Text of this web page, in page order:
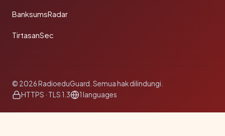
BanksumsRadar
TirtasanSec
© 2026 RadioeduGuard. Semua hak dilindungi.
HTTPS · TLS 1.3
1 languages